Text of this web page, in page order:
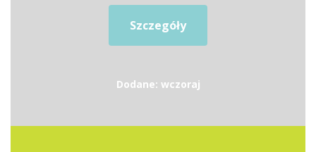
Szczegóły
Dodane: wczoraj